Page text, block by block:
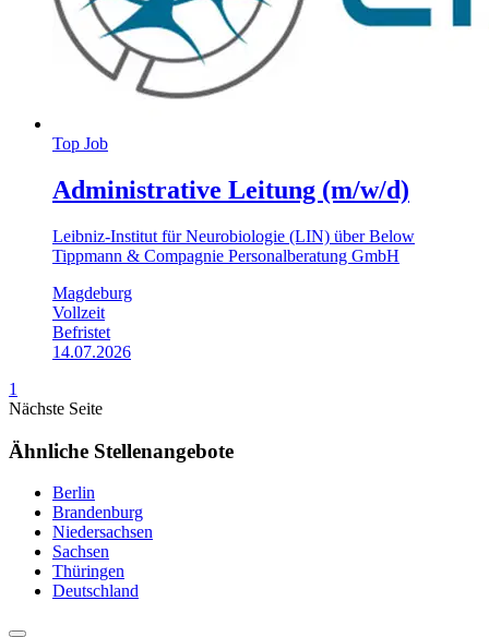
Top Job
Administrative Leitung (m/w/d)
Leibniz-Institut für Neurobiologie (LIN) über Below
Tippmann & Compagnie Personalberatung GmbH
Magdeburg
Vollzeit
Befristet
14.07.2026
1
Nächste Seite
Ähnliche Stellenangebote
Berlin
Brandenburg
Niedersachsen
Sachsen
Thüringen
Deutschland